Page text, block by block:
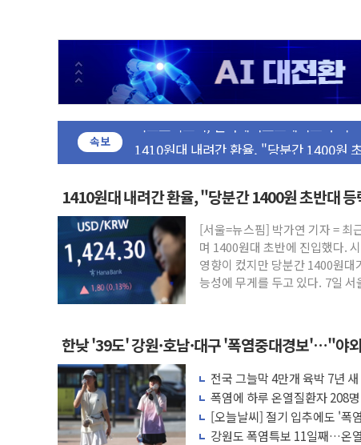
속보
임대사업자, 등록임대 세제혜택 축소에
대우건설, 50대 이강석 대표 전면에...임원
비츠로넥스텍, 한화에어로스페이스와 '누
1410원대 내려간 환율, "당분간 1400원
종합특검, '계엄 수용공간 확보' 신용해 前
"주식이야 코인이야"…연속 사이드카·널
에쓰씨엔지니어링, 큐니티와 반도체 EPC
애드포러스, 30억원 규모 자사주 취득
롯데웰푸드, 2분기 영업익 88.5% 증가...
이성윤 '호남 민심은 주석야청' 파장…친
李대통령, 규제합리화위 부위원장에 김태
한병도 "국민의힘, 말로만 주택 공급…도
금투협, ChatGPT로 투자 웹리포트 만든
박홍근 "국가재정시스템 안정성 한순간도
1410원대 내려간 환율, "당분간 1400원 초반대
[서울=뉴스핌] 박가연 기자 = 최
며 1400원대 초반에 진입했다.
영향이 컸지만 당분간 1400원대
능성에 무게를 두고 있다. 7일
한낮 '39도' 강원·호남·대구 '폭염중대경보'…"야
전국 그늘막 4만개 육박 7년
배 증가
폭염에 하루 온열질환자 208
마리 폐사
[오늘날씨] 절기 입추에도 '폭
강원도 폭염특보 11일째…온